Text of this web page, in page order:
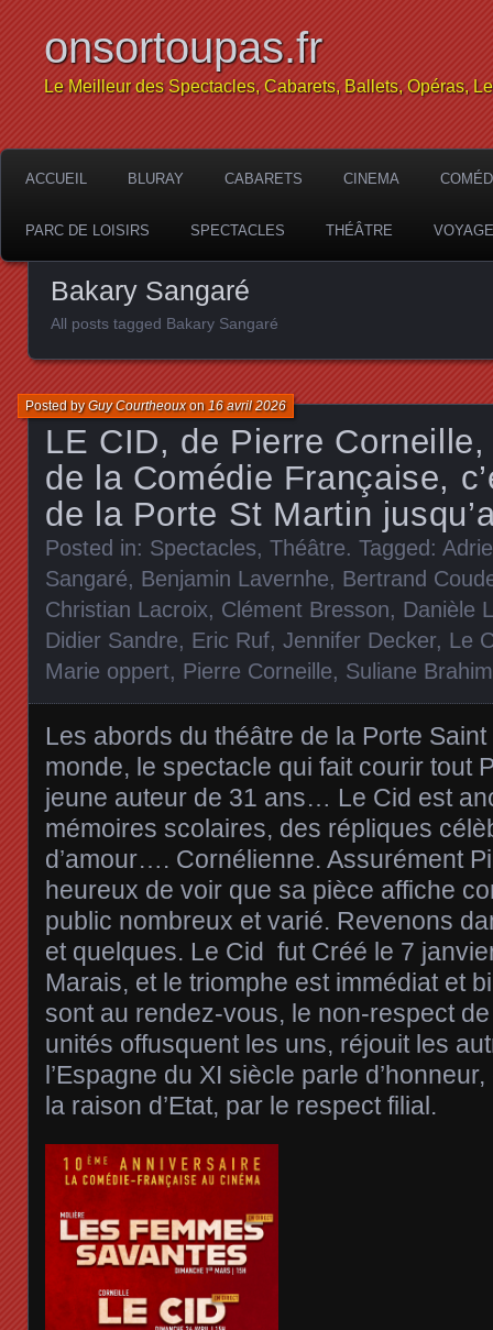
onsortoupas.fr
Le Meilleur des Spectacles, Cabarets, Ballets, Opéras,
ACCUEIL BLURAY CABARETS CINEMA
PARC DE LOISIRS SPECTACLES THÉÂTRE
Bakary Sangaré
All posts tagged Bakary Sangaré
LE CID, de Pierre
de la Comédie Française,
de la Porte St Martin
Posted byGuy Courtheouxon 16 avril 2026
Posted in: Spectacles, Théâtre. Tagged:
Sangaré, Benjamin Lavernhe, Bertrand
Christian Lacroix, Clément Bresson, Danièle
Didier Sandre, Eric Ruf, Jennifer Decker, Le
Marie oppert, Pierre Corneille, Suliane Brahim
Les abords du théâtre de la Porte
monde, le spectacle qui fait courir tout
jeune auteur de 31 ans… Le Cid est
mémoires scolaires, des répliques
d’amour…. Cornélienne. Assurément
heureux de voir que sa pièce affiche
public nombreux et varié. Revenons
et quelques. Le Cid fut Créé le 7
Marais, et le triomphe est immédiat et
sont au rendez-vous, le non-respect
unités offusquent les uns, réjouit les
l’Espagne du XI siècle parle
la raison d’Etat, par le respect filial.